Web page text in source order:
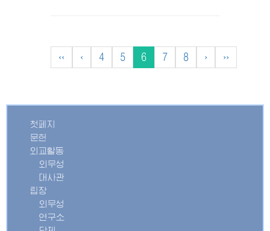
‹‹ ‹ 4 5 6 7 8 › ››
첫페지
문헌
외교활동
외무성
대사관
립장
외무성
연구소